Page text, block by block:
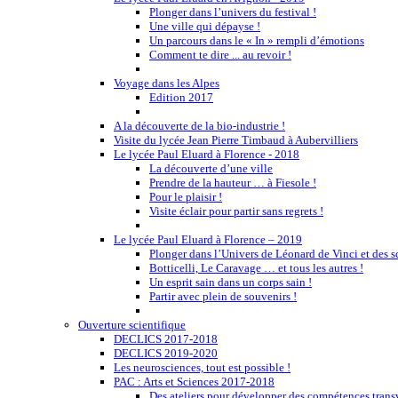
Plonger dans l’univers du festival !
Une ville qui dépayse !
Un parcours dans le « In » rempli d’émotions
Comment te dire ... au revoir !
Voyage dans les Alpes
Edition 2017
A la découverte de la bio-industrie !
Visite du lycée Jean Pierre Timbaud à Aubervilliers
Le lycée Paul Eluard à Florence - 2018
La découverte d’une ville
Prendre de la hauteur … à Fiesole !
Pour le plaisir !
Visite éclair pour partir sans regrets !
Le lycée Paul Eluard à Florence – 2019
Plonger dans l’Univers de Léonard de Vinci et des
Botticelli, Le Caravage … et tous les autres !
Un esprit sain dans un corps sain !
Partir avec plein de souvenirs !
Ouverture scientifique
DECLICS 2017-2018
DECLICS 2019-2020
Les neurosciences, tout est possible !
PAC : Arts et Sciences 2017-2018